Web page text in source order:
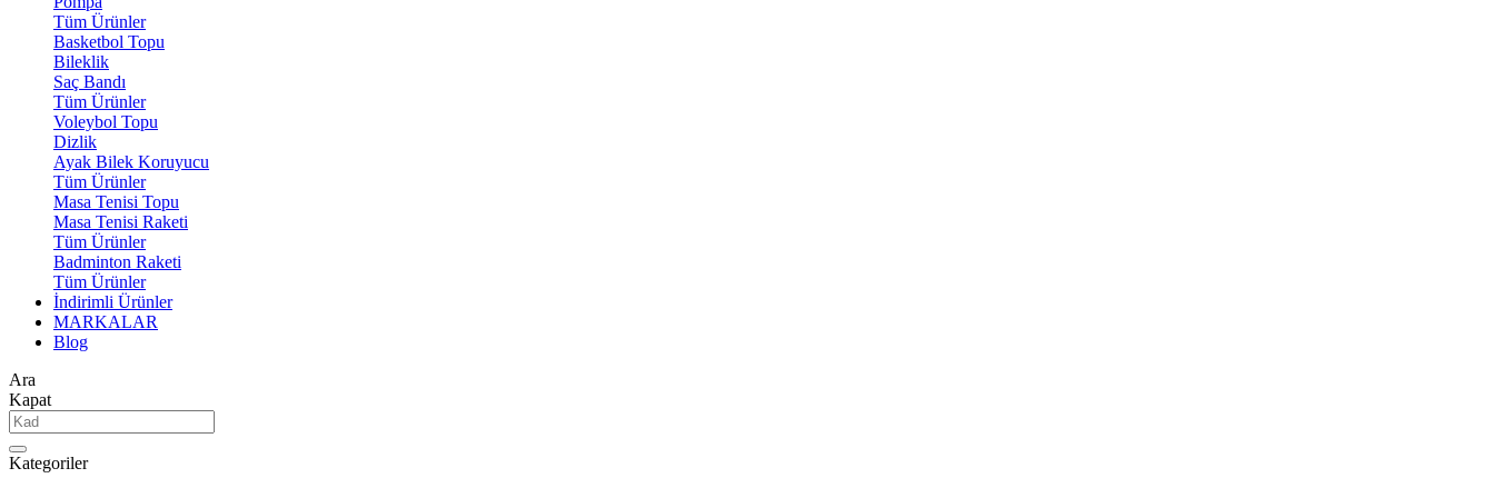
Tüm Ürünler
Basketbol Topu
Bileklik
Saç Bandı
Tüm Ürünler
Voleybol Topu
Dizlik
Ayak Bilek Koruyucu
Tüm Ürünler
Masa Tenisi Topu
Masa Tenisi Raketi
Tüm Ürünler
Badminton Raketi
Tüm Ürünler
İndirimli Ürünler
MARKALAR
Blog
Ara
Kapat
Kategoriler